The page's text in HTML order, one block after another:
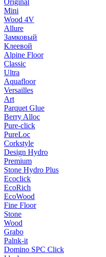
Original
Mini
Wood 4V
Allure
Замковый
Клеевой
Alpine Floor
Classic
Ultra
Aquafloor
Versailles
Art
Parquet Glue
Berry Alloc
Pure-click
PureLoc
Corkstyle
Design Hydro
Premium
Stone Hydro Plus
Ecoclick
EcoRich
EcoWood
Fine Floor
Stone
Wood
Grabo
Palnk-it
Domino SPC Click